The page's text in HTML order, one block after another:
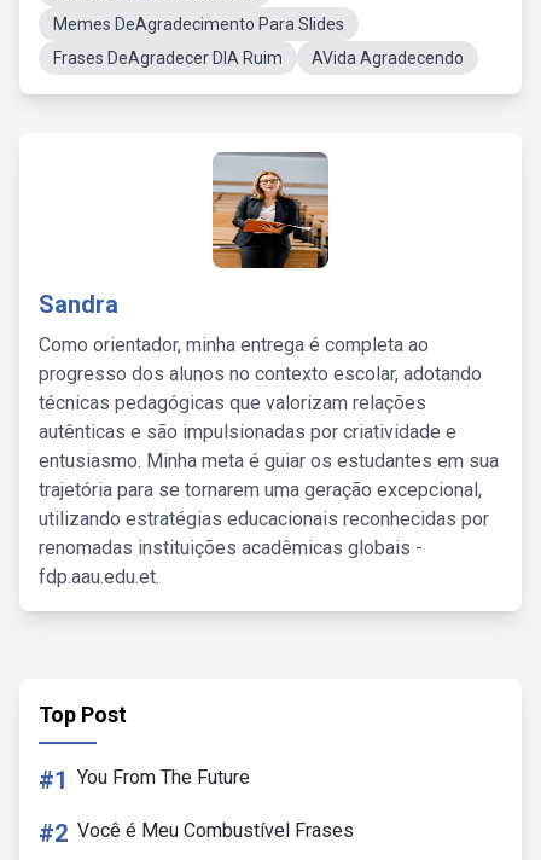
Memes DeAgradecimento Para Slides
Frases DeAgradecer DIA Ruim
AVida Agradecendo
Sandra
Como orientador, minha entrega é completa ao
progresso dos alunos no contexto escolar, adotando
técnicas pedagógicas que valorizam relações
autênticas e são impulsionadas por criatividade e
entusiasmo. Minha meta é guiar os estudantes em sua
trajetória para se tornarem uma geração excepcional,
utilizando estratégias educacionais reconhecidas por
renomadas instituições acadêmicas globais -
fdp.aau.edu.et.
Top Post
#1 You From The Future
#2 Você é Meu Combustível Frases